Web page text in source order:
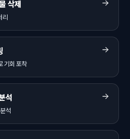
삭제
기회 포착
석
석